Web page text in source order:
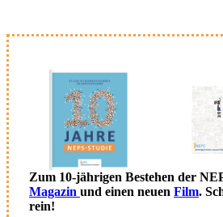
Zum 10-jährigen Bestehen der
Magazin und einen neuen Film.
rein!